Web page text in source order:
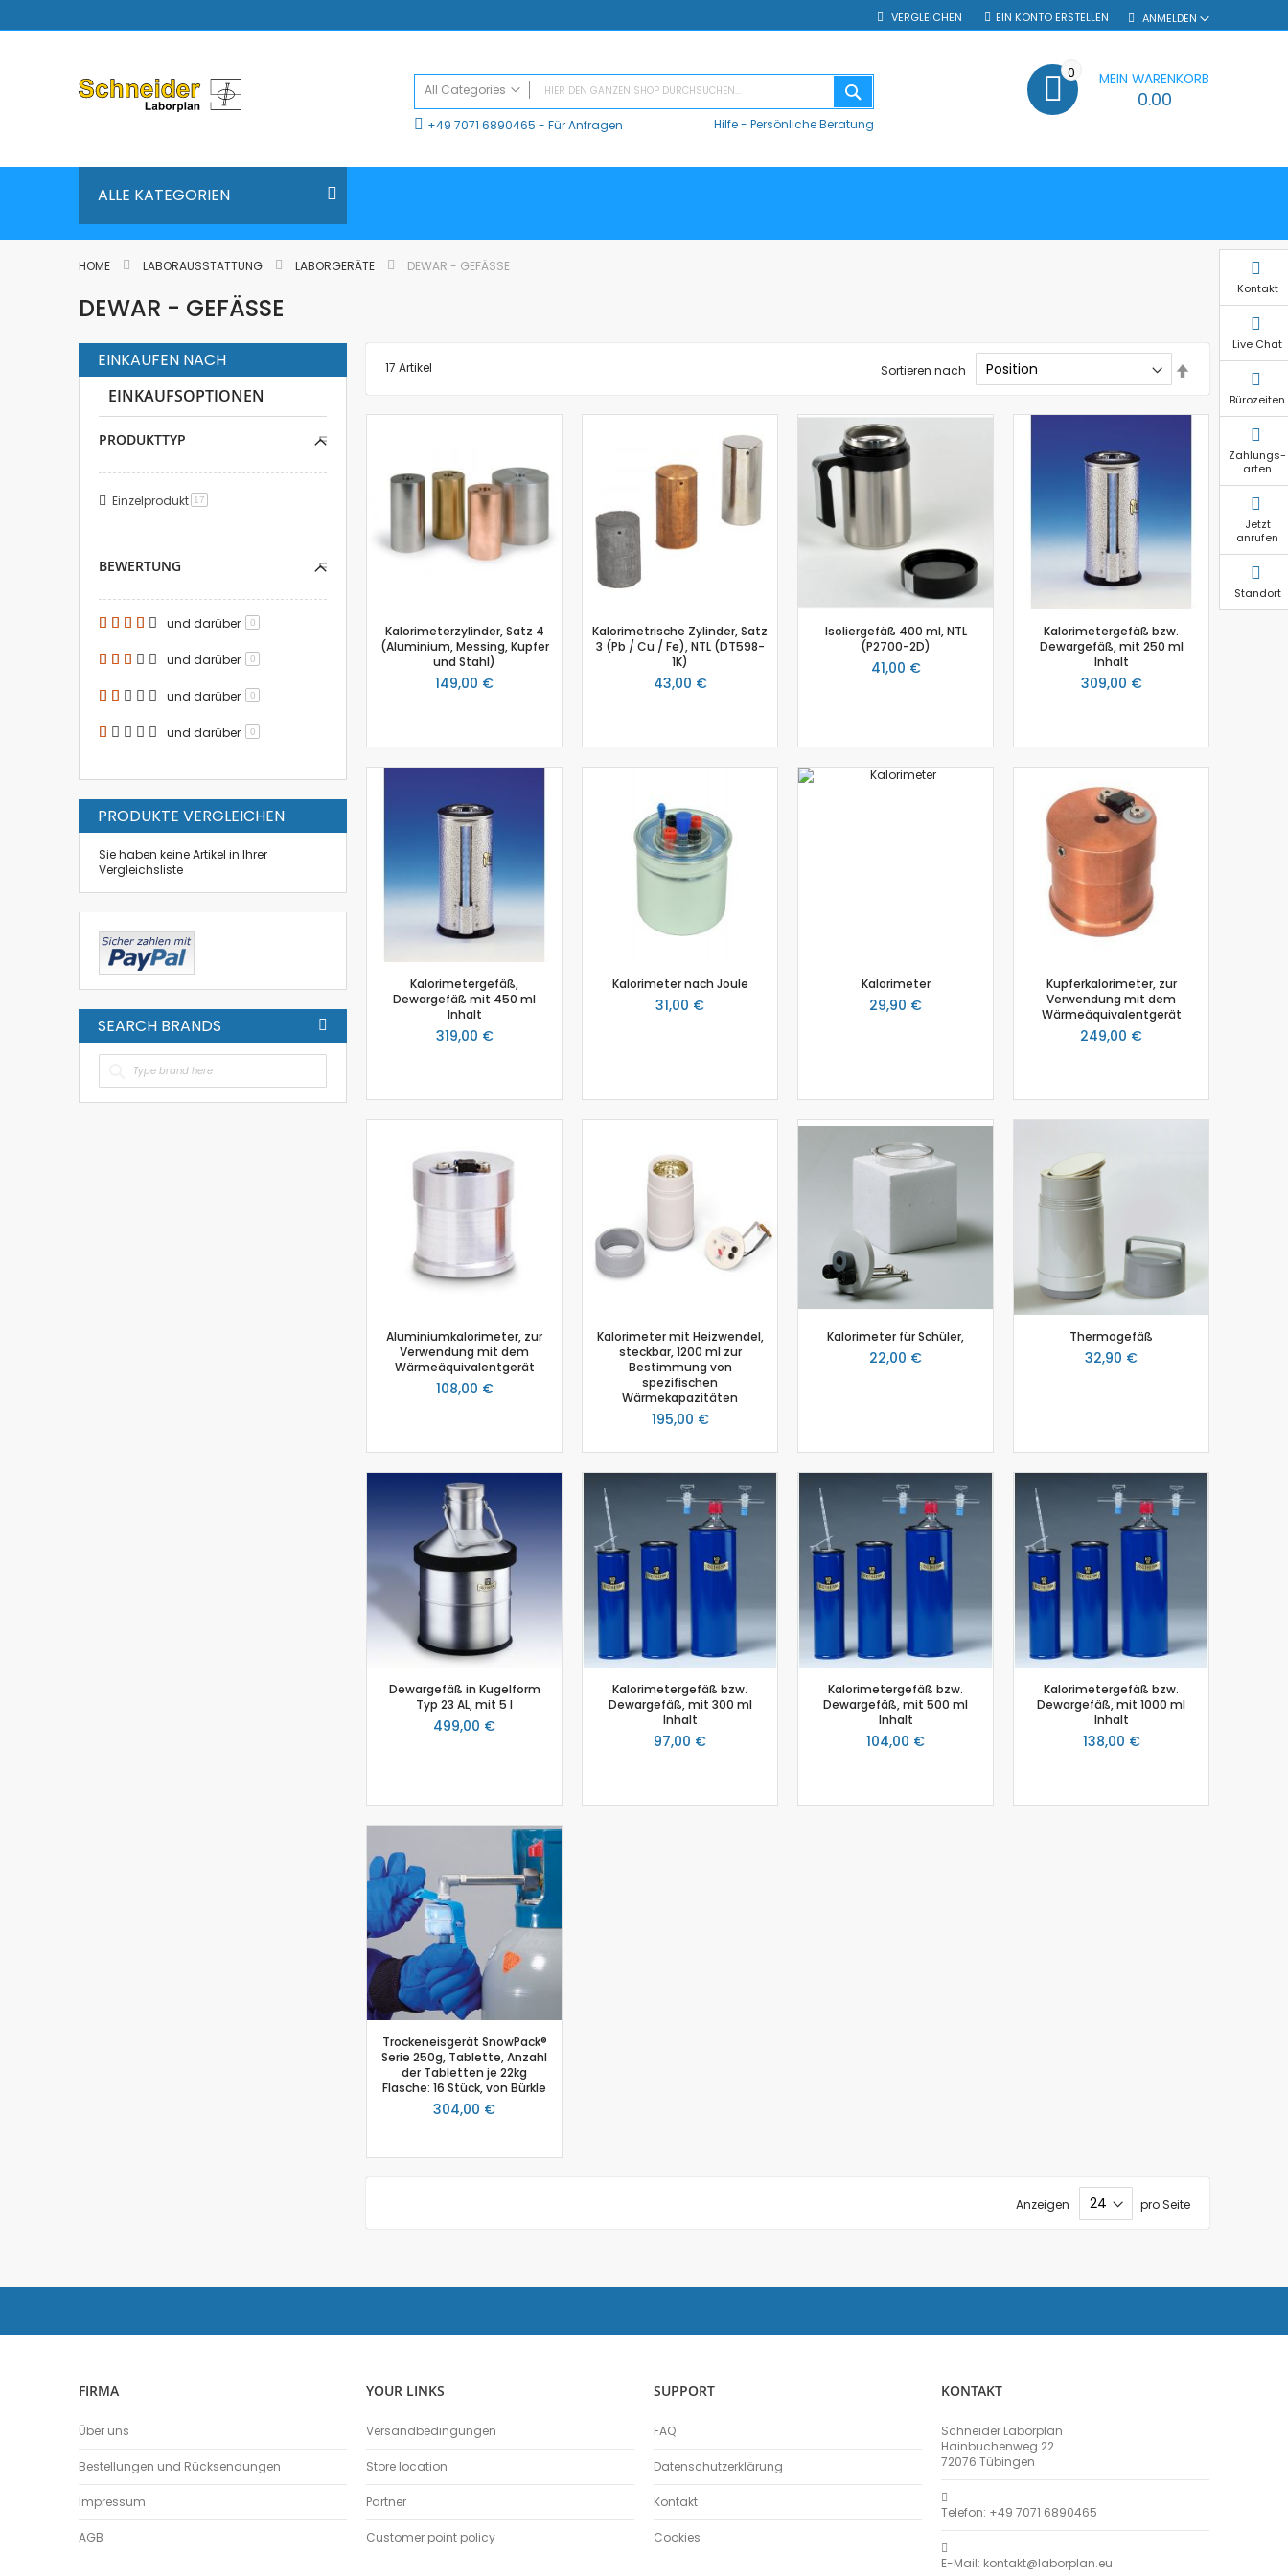
VERGLEICHEN ANMELDEN
EIN KONTO ERSTELLEN
All Categories
ALL CATEGORIES
Atmungsgürtel
Beschleunigungssensor
Blutdrucksensor
CO2-Gas Sensor
Drucksensor
Feuchtigkeitssensor
Herzfrequenz
Kolorimeter
Photometer
pH-Sensor
pH - Elektrodenverstärker
Salzgehalt
Spirometer
Stromsensor
Thermoelement-Sensor
Tropfenzähler
Sensor-Kits: Biologie
Zubehör
Puls-Sensor
Bodenfeuchtigkeit
Hautwiderstands-Sensor
Luftdruck
Druckschalter
Ladestation Go Direct®
Emmissionsmessung
Gasdrucksensor
Luftfeuchtigkeit
Chemie
Chemie Box
Drucksensor
Ethanoldampf-Sensor
Kolorimeter
NiCr-Ni-Adapter
pH - Elektrodenverstärker
Leitfähigkeitssensor
Salzgehalt
Schmelzstation
Stromsensor
Temperatur-Box
Temperatursensor
Timer
Thermoelement-Sensor
Tropfenzähler
Zubehör
Einsteiger-Kit Smart Sensoren Chemie
Ladestation Go Direct®
Gasdrucksensor
Titration
Drehbewegungssensor
Energiesensor
Farbe- und Lichtsensor
Infrarotsensor
+49 7071 6890465 - Für Anfragen Hilfe- Persönliche Beratung
MEIN WARENKORB
0.00
0
ALLE KATEGORIEN
HOME LABORAUSSTATTUNG LABORGERÄTE DEWAR - GEFÄSSE
DEWAR - GEFÄSSE
17 Artikel Sortieren nach
absteigender
Reihenfolge
Kalorimeterzylinder, Satz 4
(Aluminium, Messing, Kupfer
und Stahl)
149,00 €
Kalorimetrische Zylinder, Satz
3 (Pb / Cu / Fe), NTL (DT598-
1K)
43,00 €
Isoliergefäß 400 ml, NTL
(P2700-2D)
41,00 €
Kalorimetergefäß bzw.
Dewargefäß, mit 250 ml
Inhalt
309,00 €
Kalorimetergefäß,
Dewargefäß mit 450 ml
Inhalt
319,00 €
Kalorimeter nach Joule
31,00 €
Kalorimeter
29,90 €
Kupferkalorimeter, zur
Verwendung mit dem
Wärmeäquivalentgerät
249,00 €
Aluminiumkalorimeter, zur
Verwendung mit dem
Wärmeäquivalentgerät
108,00 €
Kalorimeter mit Heizwendel,
steckbar, 1200 ml zur
Bestimmung von
spezifischen
Wärmekapazitäten
195,00 €
Kalorimeter für Schüler,
22,00 €
Thermogefäß
32,90 €
Dewargefäß in Kugelform
Typ 23 AL, mit 5 l
499,00 €
Kalorimetergefäß bzw.
Dewargefäß, mit 300 ml
Inhalt
97,00 €
Kalorimetergefäß bzw.
Dewargefäß, mit 500 ml
Inhalt
104,00 €
Kalorimetergefäß bzw.
Dewargefäß, mit 1000 ml
Inhalt
138,00 €
Trockeneisgerät SnowPack®
Serie 250g, Tablette, Anzahl
der Tabletten je 22kg
Flasche: 16 Stück, von Bürkle
304,00 €
Anzeigen pro Seite
Kontakt
Live Chat
Bürozeiten
Zahlungs-
arten
Jetzt
anrufen
Standort
EINKAUFEN NACH
EINKAUFSOPTIONEN
PRODUKTTYP
Einzelprodukt 17
BEWERTUNG
und darüber 0
und darüber 0
und darüber 0
und darüber 0
PRODUKTE VERGLEICHEN
Sie haben keine Artikel in Ihrer
Vergleichsliste
SEARCH BRANDS
FIRMA
Über uns
Bestellungen und Rücksendungen
Impressum
AGB
YOUR LINKS
Versandbedingungen
Store location
Partner
Customer point policy
SUPPORT
FAQ
Datenschutzerklärung
Kontakt
Cookies
KONTAKT
Schneider Laborplan
Hainbuchenweg 22
72076 Tübingen
Telefon: +49 7071 6890465
E-Mail: kontakt@laborplan.eu